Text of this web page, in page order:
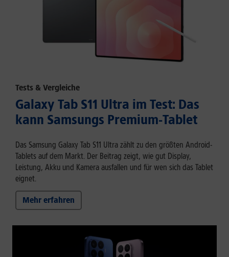
Tests & Vergleiche
Galaxy Tab S11 Ultra im Test: Das
kann Samsungs Premium-Tablet
Das Samsung Galaxy Tab S11 Ultra zählt zu den größten Android-
Tablets auf dem Markt. Der Beitrag zeigt, wie gut Display,
Leistung, Akku und Kamera ausfallen und für wen sich das Tablet
eignet.
Mehr erfahren